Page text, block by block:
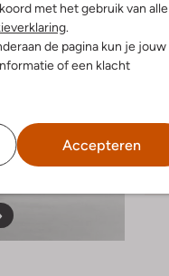
met het gebruik van alle
.
de pagina kun je jouw
of een klacht
Accepteren